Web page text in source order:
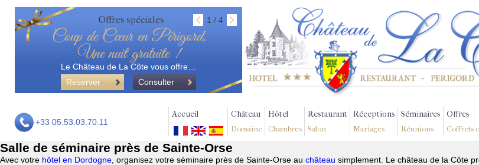
Offres spéciales 1 / 4
Coup de Cœur en Périgord,
Une nuit gratuite !
Le Château de La Côte vous offre…
Réserver
Consulter
+33 05.53.03.70.11
Accueil Château
Domaine
Hôtel
Chambres
Restaurant
Salon
Réceptions
Mariages
Séminaires
Réunions
Offres
Coffrets
Salle de séminaire près de Sainte-Orse
Avec votre hôtel en Dordogne , organisez votre séminaire près de Sainte-Orse au château simplement. Le château de la Côte